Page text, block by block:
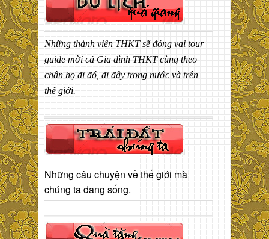
Những thành viên THKT sẽ đóng vai tour
guide mời cả Gia đình THKT cùng theo
chân họ đi đó, đi đây trong nước và trên
thế giới.
Những câu chuyện về thế giới mà
chúng ta đang sống.